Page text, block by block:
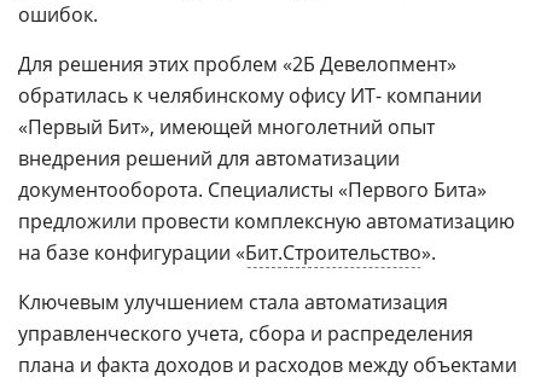
ошибок.
Для решения этих проблем «2Б Девелопмент»
обратилась к челябинскому офису ИТ- компании
«Первый Бит», имеющей многолетний опыт
внедрения решений для автоматизации
документооборота. Специалисты «Первого Бита»
предложили провести комплексную автоматизацию
на базе конфигурации «Бит.Строительство».
Ключевым улучшением стала автоматизация
управленческого учета, сбора и распределения
плана и факта доходов и расходов между объектами